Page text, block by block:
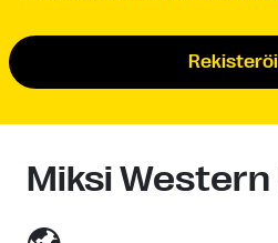
Miksi Western